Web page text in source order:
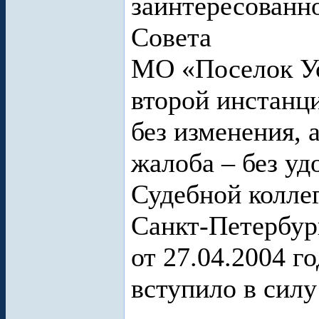
Совета
МО «Поселок
второй
без изменения,
жалоба – без
Судебной
Санкт-
от 27.04.2004
вступило в